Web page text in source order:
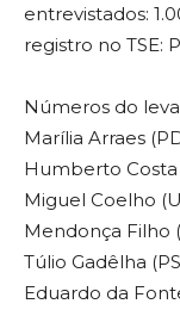
entrevistados:
registro no TSE:
Números do
Marília Arraes
Humberto Costa
Miguel Coelho
Mendonça Filho
Túlio Gadêlha
Eduardo da